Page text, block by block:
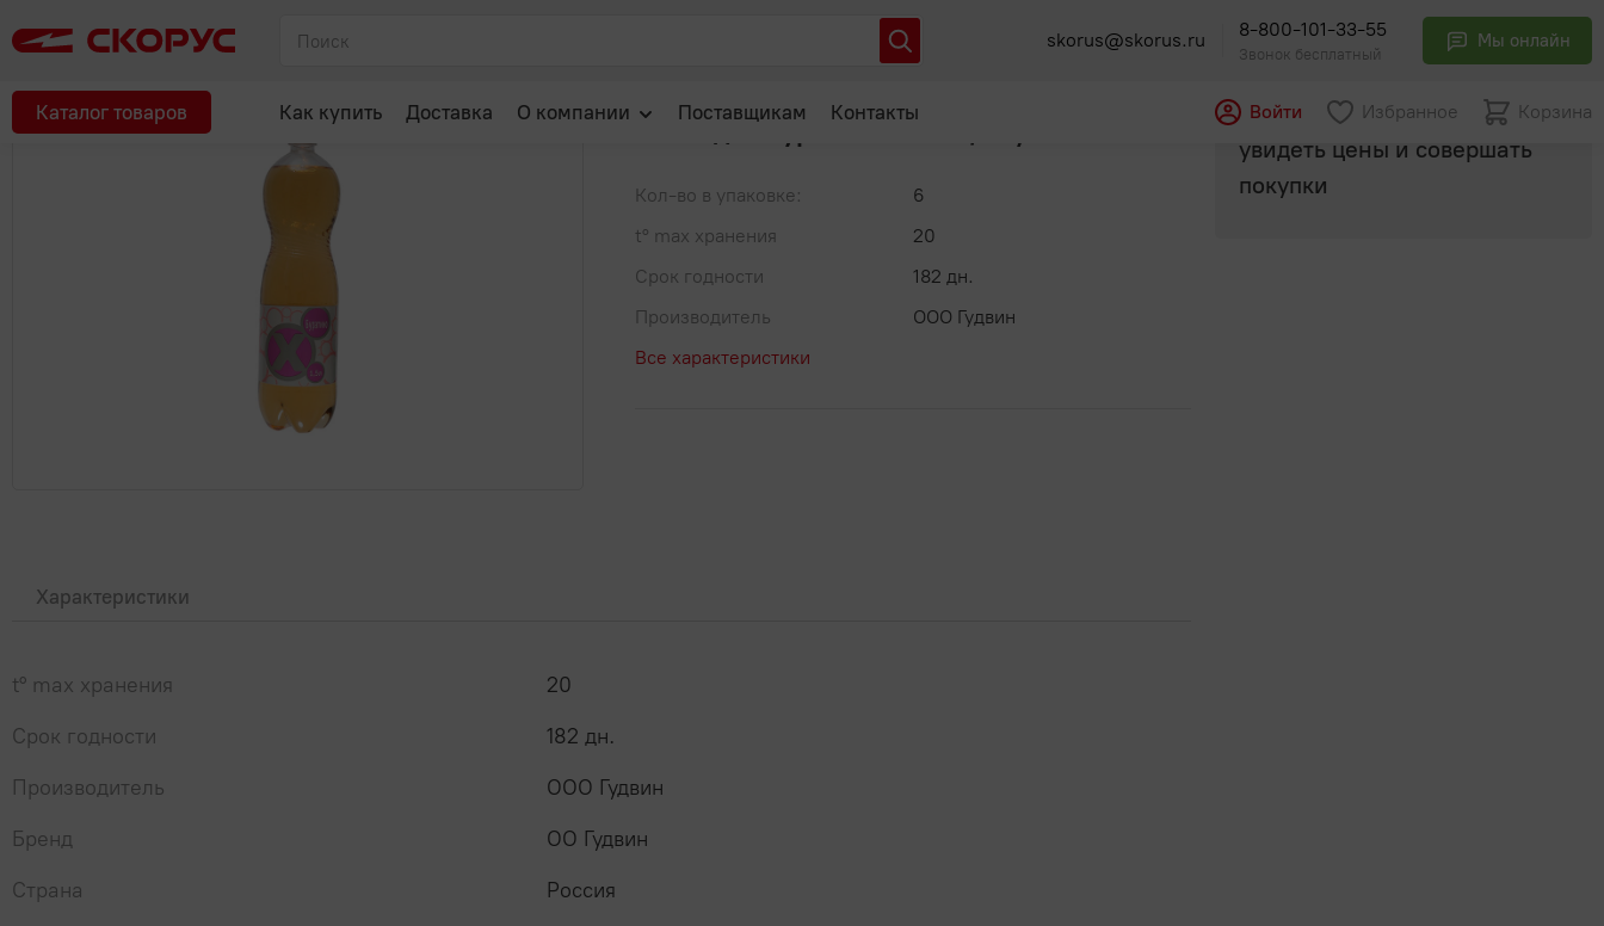
skorus@skorus.ru 8-800-101-33-55
Звонок бесплатный
Мы онлайн
Каталог товаров Как купить Доставка О компании
Популярные вопросы
Поставщикам Контакты Войти Избранное Корзина
Главная Соки, вода, напитки Газированные напитки
Газ.вода "Буратино" "Х" 1,5л /6
Кол-во в упаковке:
6
t° max хранения
20
Срок годности
182 дн.
Производитель
ООО Гудвин
Все характеристики
Авторизуйтесь, чтобы
увидеть цены и совершать
покупки
Характеристики
t° max хранения
20
Срок годности
182 дн.
Производитель
ООО Гудвин
Бренд
ОО Гудвин
Страна
Россия